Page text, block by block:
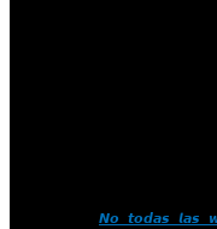
𝙉𝙤 𝙩𝙤𝙙𝙖𝙨 𝙡𝙖𝙨